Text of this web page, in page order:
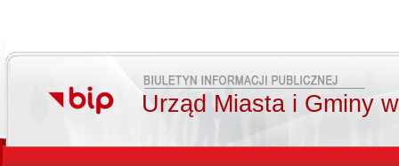
Urząd Miasta i Gminy